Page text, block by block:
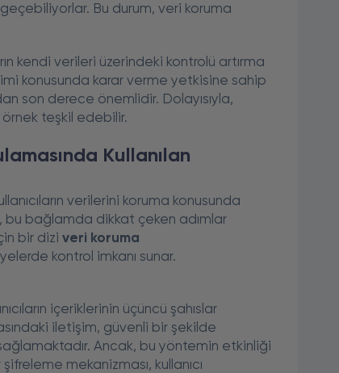
geçebiliyorlar. Bu durum, veri koruma
kendi verileri üzerindeki kontrolü artırma
konusunda karar verme yetkisine sahip
son derece önemlidir. Dolayısıyla,
örnek teşkil edebilir.
Kullanılan
verilerini koruma konusunda
bu bağlamda dikkat çeken adımlar
bir dizi veri koruma
kontrol imkanı sunar.
içeriklerinin üçüncü şahıslar
iletişim, güvenli bir şekilde
Ancak, bu yöntemin etkinliği
mekanizması, kullanıcı